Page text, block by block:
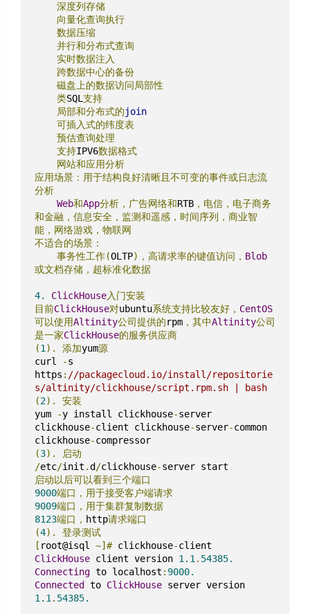
深度列存储
向量化查询执行
数据压缩
并行和分布式查询
实时数据注入
跨数据中心的备份
磁盘上的数据访问局部性
类SQL支持
局部和分布式的join
可插入式的纬度表
预估查询处理
支持IPV6数据格式
网站和应用分析
应用场景：用于结构良好清晰且不可变的事件或日志流
分析
Web和App分析，广告网络和RTB ，电信，电子商务
和金融，信息安全，监测和遥感，时间序列，商业智
能，网络游戏，物联网
不适合的场景：
事务性工作(OLTP)，高请求率的键值访问， Blob
或文档存储，超标准化数据
4. ClickHouse入门安装
目前ClickHouse对ubuntu系统支持比较友好， CentOS
可以使用Altinity公司提供的rpm ，其中Altinity公司
是一家ClickHouse的服务供应商
(1). 添加yum源
curl
-s
https : //packagecloud.io/install/repositorie
s/altinity/clickhouse/script.rpm.sh | bash
(2).
安装
yum
-y install clickhouse-server
clickhouse-client clickhouse-server-common
clickhouse-
(3).
启动
/etc/init .d/clickhouse-
启动以后可以看到三个端口
9000端口，用于接受客户端请求
9009端口，用于集群复制数据
8123端口， http请求端口
(4).
登录测试
[ root@isql ~]# clickhouse-
ClickHouse client version 1.1. 54385.
Connecting to localhost : 9000.
Connected
to ClickHouse
1.1. 54385.